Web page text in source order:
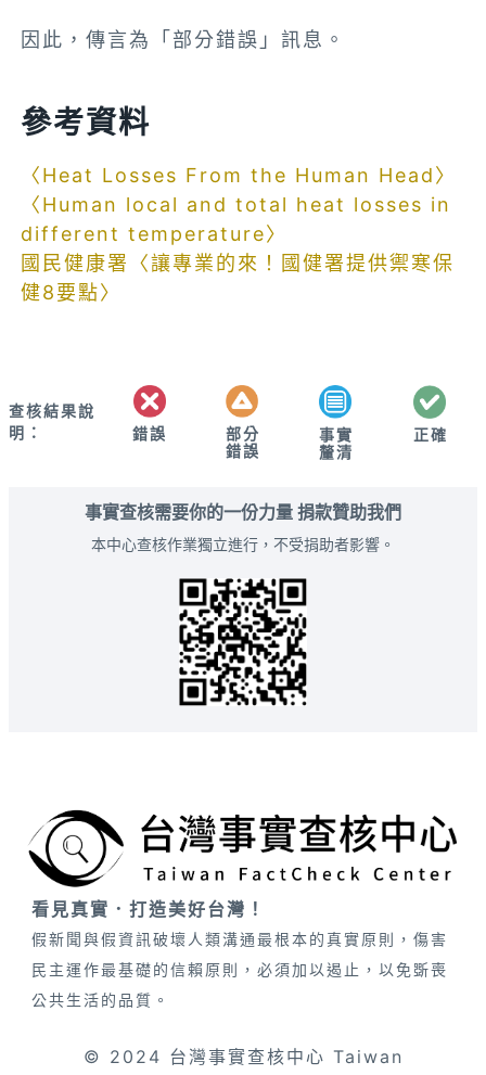
因此，傳言為「部分錯誤」訊息。
參考資料
〈Heat Losses From the Human Head〉
〈Human local and total heat losses in
different temperature〉
國民健康署〈讓專業的來！國健署提供禦寒保
健8要點〉
查核結果說
明：
錯誤
部分
錯誤
事實
釐清
正確
事實查核需要你的一份力量 捐款贊助我們
本中心查核作業獨立進行，不受捐助者影響。
看見真實．打造美好台灣！
假新聞與假資訊破壞人類溝通最根本的真實原則，傷害
民主運作最基礎的信賴原則，必須加以遏止，以免斲喪
公共生活的品質。
© 2024 台灣事實查核中心 Taiwan